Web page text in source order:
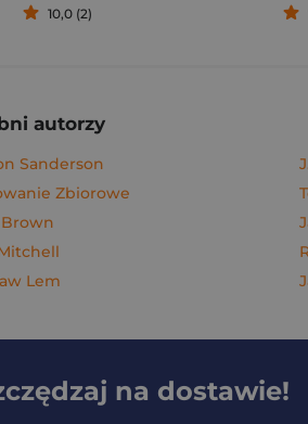
10,0 (2)
autorzy
Sanderson
Zbiorowe
Lem
na dostawie!